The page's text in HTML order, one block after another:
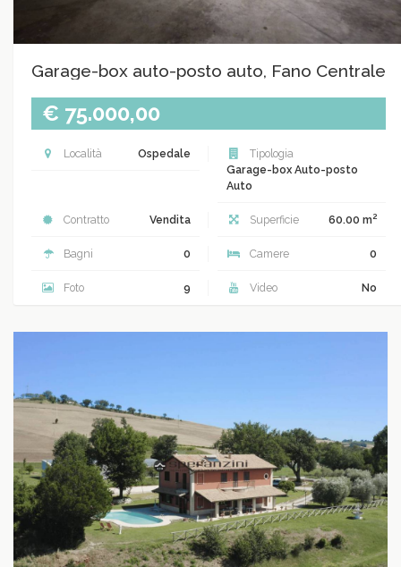
Garage-box auto-posto auto, Fano Centrale
€ 75.000,00
Località Ospedale
Tipologia
Garage-box Auto-posto
Auto
Contratto Vendita Superficie 60.00 m2
Bagni 0 Camere 0
Foto 9 Video No